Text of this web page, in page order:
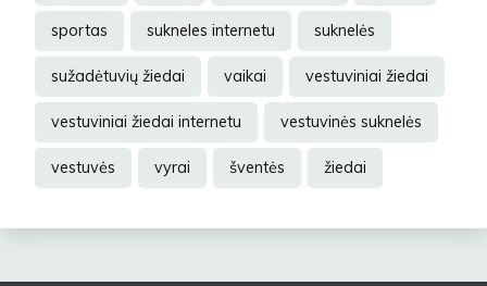
sportas sukneles internetu suknelės
sužadėtuvių žiedai vaikai vestuviniai žiedai
vestuviniai žiedai internetu vestuvinės suknelės
vestuvės vyrai šventės žiedai